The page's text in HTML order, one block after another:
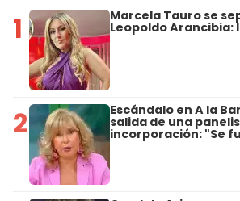
1 Marcela Tauro se
Leopoldo Arancibia:
2 Escándalo en A la
salida de una
incorporación: "Se